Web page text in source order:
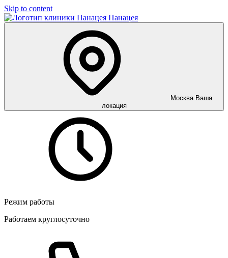
Skip to content
Панацея
Москва Ваша
локация
Режим работы
Работаем круглосуточно